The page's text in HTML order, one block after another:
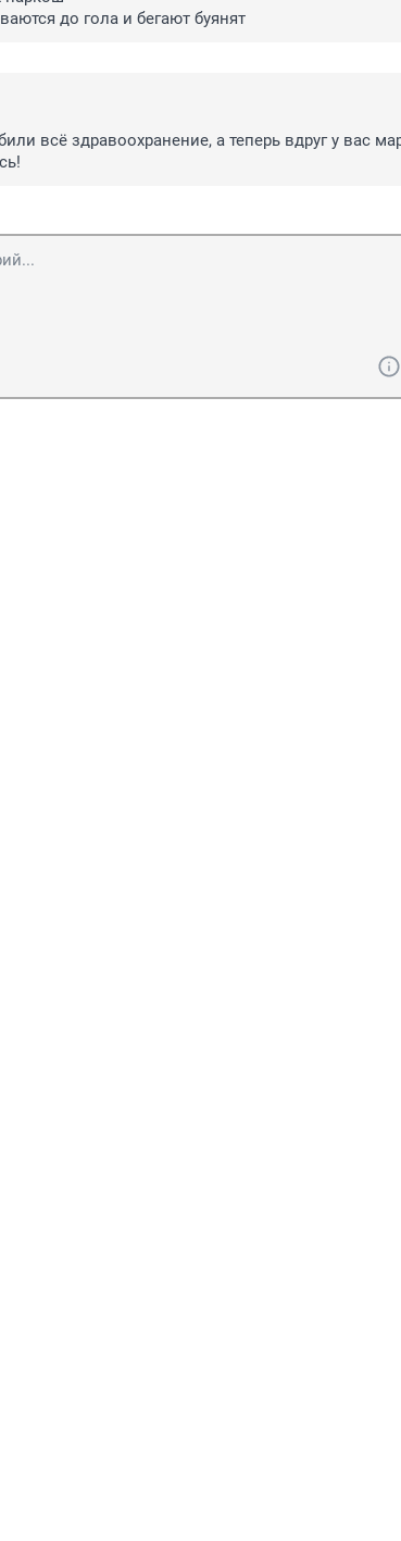
до гола и бегают буянят
всё здравоохранение, а теперь вдруг у вас